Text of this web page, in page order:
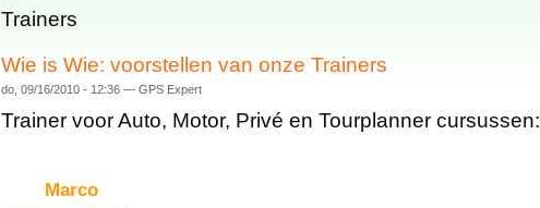
Trainers
Wie is Wie: voorstellen van onze Trainers
do, 09/16/2010 - 12:36 — GPS Expert
Trainer voor Auto, Motor, Privé en Tourplanner cursussen:
Marco